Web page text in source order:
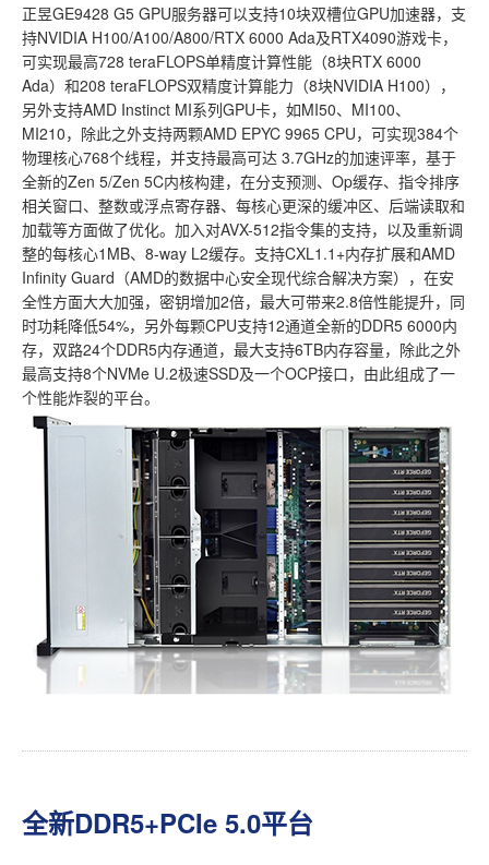
正昱GE9428 G5 GPU服务器可以支持10块双槽位GPU加速器，支
持NVIDIA H100/A100/A800/RTX 6000 Ada及RTX4090游戏卡，
可实现最高728 teraFLOPS单精度计算性能（8块RTX 6000
Ada）和208 teraFLOPS双精度计算能力（8块NVIDIA H100），
另外支持AMD Instinct MI系列GPU卡，如MI50、MI100、
MI210，除此之外支持两颗AMD EPYC 9965 CPU，可实现384个
物理核心768个线程，并支持最高可达 3.7GHz的加速评率，基于
全新的Zen 5/Zen 5C内核构建，在分支预测、Op缓存、指令排序
相关窗口、整数或浮点寄存器、每核心更深的缓冲区、后端读取和
加载等方面做了优化。加入对AVX-512指令集的支持，以及重新调
整的每核心1MB、8-way L2缓存。支持CXL1.1+内存扩展和AMD
Infinity Guard（AMD的数据中心安全现代综合解决方案），在安
全性方面大大加强，密钥增加2倍，最大可带来2.8倍性能提升，同
时功耗降低54%，另外每颗CPU支持12通道全新的DDR5 6000内
存，双路24个DDR5内存通道，最大支持6TB内存容量，除此之外
最高支持8个NVMe U.2极速SSD及一个OCP接口，由此组成了一
个性能炸裂的平台。
全新DDR5+PCIe 5.0平台